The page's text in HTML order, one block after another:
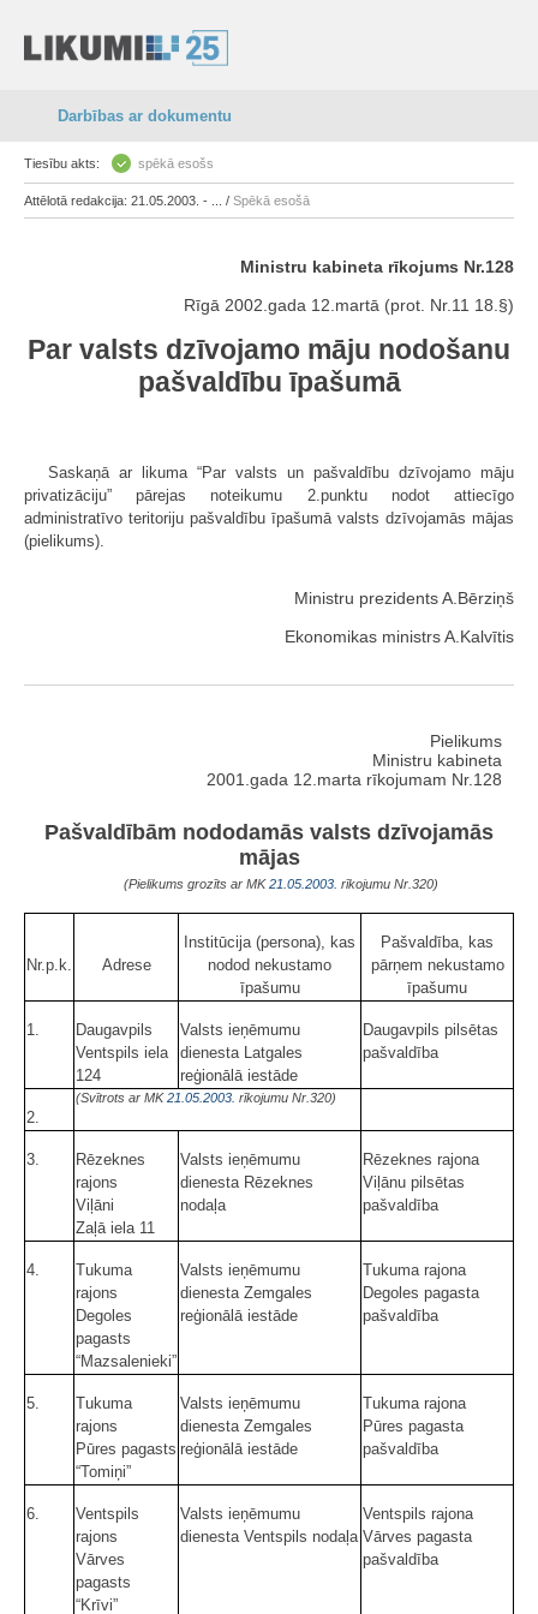
Darbības ar dokumentu
Tiesību akts: spēkā esošs
Attēlotā redakcija: 21.05.2003. - ... / Spēkā esošā
Ministru kabineta rīkojums Nr.128
Rīgā 2002.gada 12.martā (prot. Nr.11 18.§)
Par valsts dzīvojamo māju nodošanu
pašvaldību īpašumā
Saskaņā ar likuma “Par valsts un pašvaldību dzīvojamo māju
privatizāciju” pārejas noteikumu 2.punktu nodot attiecīgo
administratīvo teritoriju pašvaldību īpašumā valsts dzīvojamās mājas
(pielikums).
Ministru prezidents A.Bērziņš
Ekonomikas ministrs A.Kalvītis
Pielikums
Ministru kabineta
2001.gada 12.marta rīkojumam Nr.128
Pašvaldībām nododamās valsts dzīvojamās
mājas
(Pielikums grozīts ar MK21.05.2003. rīkojumu Nr.320)
Nr.p.k. Adrese
Institūcija (persona), kas
nodod nekustamo
īpašumu
Pašvaldība, kas
pārņem nekustamo
īpašumu
1.
Daugavpils
Ventspils iela
124
Valsts ieņēmumu
dienesta Latgales
reģionālā iestāde
Daugavpils pilsētas
pašvaldība
2.
(Svītrots ar MK21.05.2003. rīkojumu Nr.320)
3.
Rēzeknes
rajons
Viļāni
Zaļā iela 11
Valsts ieņēmumu
dienesta Rēzeknes
nodaļa
Rēzeknes rajona
Viļānu pilsētas
pašvaldība
4.
Tukuma
rajons
Degoles
pagasts
“Mazsalenieki”
Valsts ieņēmumu
dienesta Zemgales
reģionālā iestāde
Tukuma rajona
Degoles pagasta
pašvaldība
5.
Tukuma
rajons
Pūres pagasts
“Tomiņi”
Valsts ieņēmumu
dienesta Zemgales
reģionālā iestāde
Tukuma rajona
Pūres pagasta
pašvaldība
6.
Ventspils
rajons
Vārves
pagasts
“Krīvi”
Valsts ieņēmumu
dienesta Ventspils nodaļa
Ventspils rajona
Vārves pagasta
pašvaldība